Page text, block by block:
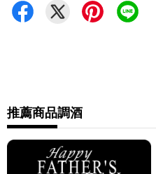
•超商 / 宅配貨到付款
•7-11 - 運費 60 元，NT
•全家 - 運費 60 元，NT
新竹物流 - 運費 80 元
推薦商品調酒